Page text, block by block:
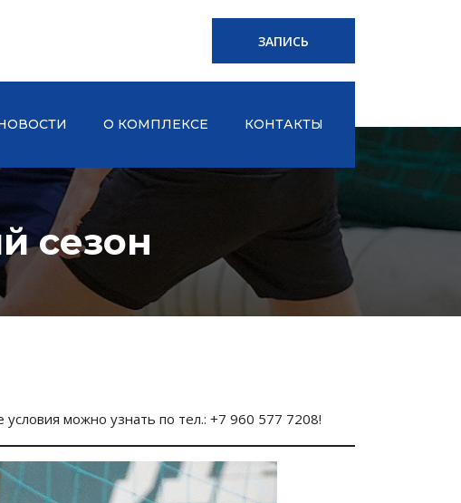
ЗАПИСЬ
О КОМПЛЕКСЕ КОНТАКТЫ
сезон
можно узнать по тел.: +7 960 577 7208!